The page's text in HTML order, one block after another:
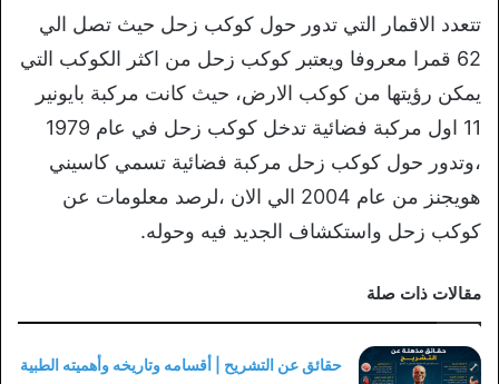
تتعدد الاقمار التي تدور حول كوكب زحل حيث تصل الي
62 قمرا معروفا ويعتبر كوكب زحل من اكثر الكوكب التي
يمكن رؤيتها من كوكب الارض، حيث كانت مركبة بايونير
11 اول مركبة فضائية تدخل كوكب زحل في عام 1979
،وتدور حول كوكب زحل مركبة فضائية تسمي كاسيني
هويجنز من عام 2004 الي الان ،لرصد معلومات عن
كوكب زحل واستكشاف الجديد فيه وحوله.
مقالات ذات صلة
حقائق عن التشريح | أقسامه وتاريخه وأهميته الطبية